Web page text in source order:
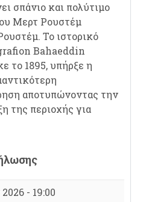
σπάνιο και πολύτιμο
Μερτ Ρουστέμ
Το ιστορικό
Bahaeddin
το 1895, υπήρξε η
αποτυπώνοντας την
της περιοχής για
2026 - 19:00